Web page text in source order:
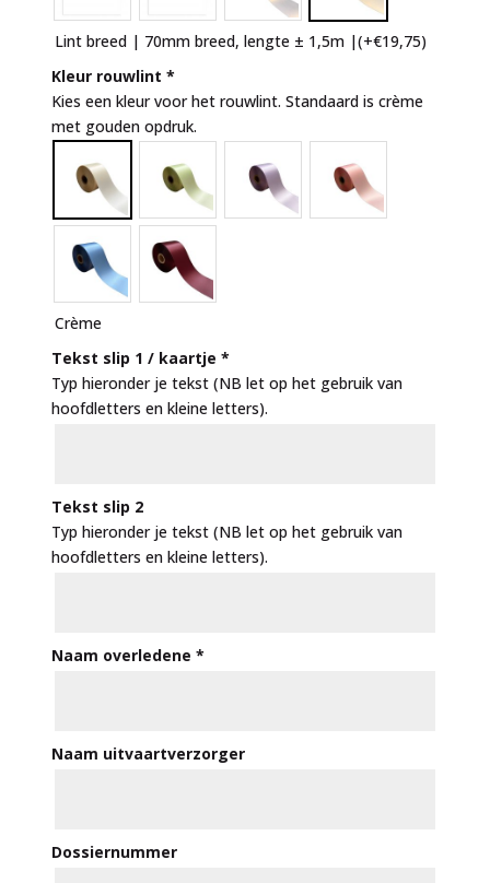
Lint breed | 70mm breed, lengte ± 1,5m |(+€19,75)
Kleur rouwlint *
Kies een kleur voor het rouwlint. Standaard is crème
met gouden opdruk.
Crème
Tekst slip 1 / kaartje *
Typ hieronder je tekst (NB let op het gebruik van
hoofdletters en kleine letters).
Tekst slip 2
Typ hieronder je tekst (NB let op het gebruik van
hoofdletters en kleine letters).
Naam overledene *
Naam uitvaartverzorger
Dossiernummer